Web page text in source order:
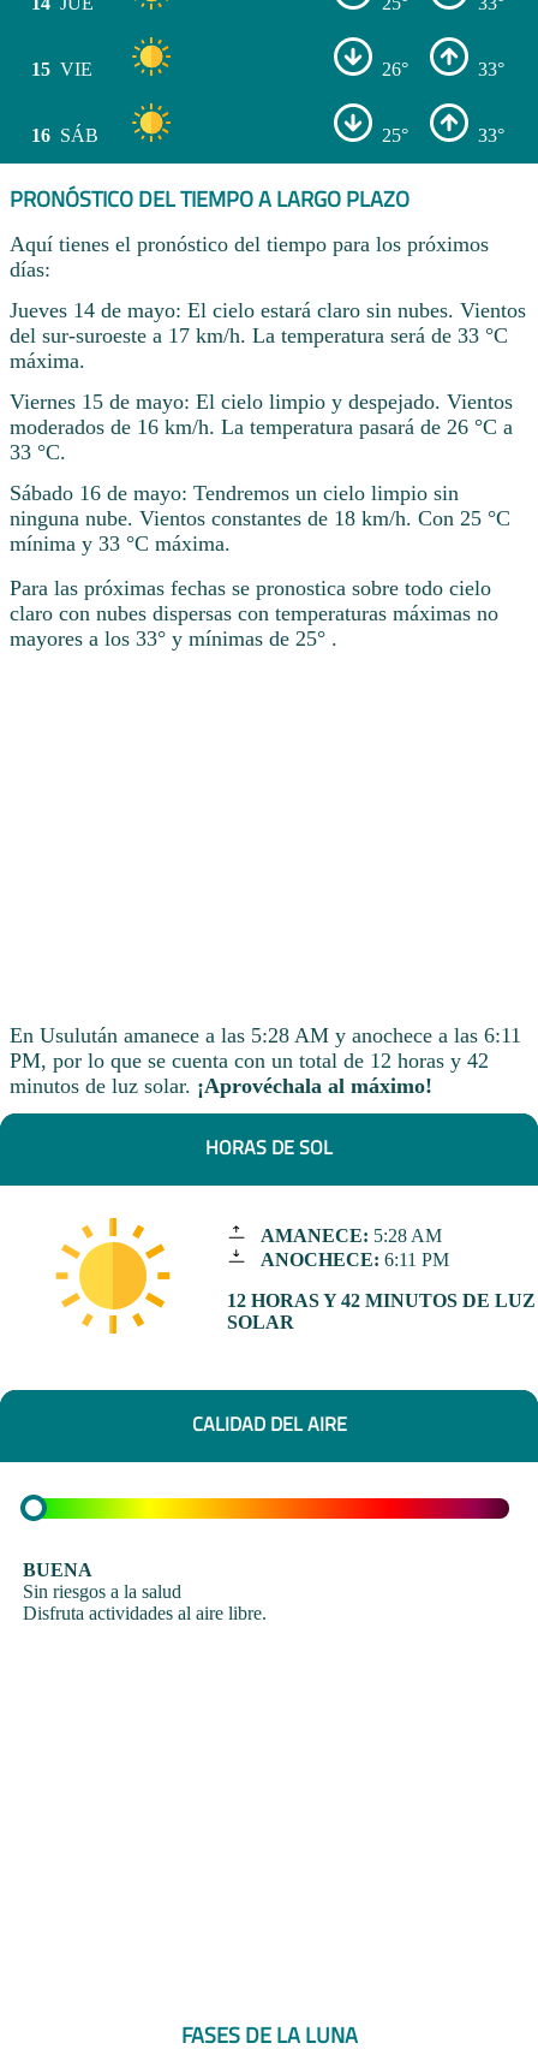
15 VIE 26° 33°
16 SÁB 25° 33°
PRONÓSTICO DEL TIEMPO A LARGO PLAZO
Aquí tienes el pronóstico del tiempo para los próximos
días:
Jueves 14 de mayo: El cielo estará claro sin nubes. Vientos
del sur-suroeste a 17 km/h. La temperatura será de 33 °C
máxima.
Viernes 15 de mayo: El cielo limpio y despejado. Vientos
moderados de 16 km/h. La temperatura pasará de 26 °C a
33 °C.
Sábado 16 de mayo: Tendremos un cielo limpio sin
ninguna nube. Vientos constantes de 18 km/h. Con 25 °C
mínima y 33 °C máxima.
Para las próximas fechas se pronostica sobre todo cielo
claro con nubes dispersas con temperaturas máximas no
mayores a los 33° y mínimas de 25° .
En Usulután amanece a las 5:28 AM y anochece a las 6:11
PM, por lo que se cuenta con un total de 12 horas y 42
minutos de luz solar. ¡Aprovéchala al máximo!
HORAS DE SOL
AMANECE: 5:28 AM
ANOCHECE: 6:11 PM
12 HORAS Y 42 MINUTOS DE LUZ
SOLAR
CALIDAD DEL AIRE
BUENA
Sin riesgos a la salud
Disfruta actividades al aire libre.
FASES DE LA LUNA